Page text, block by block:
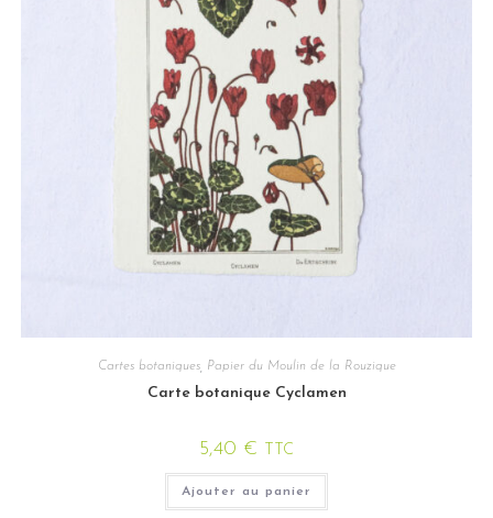
Cartes botaniques, Papier du Moulin de la Rouzique
Carte botanique Cyclamen
5,40 € TTC
Ajouter au panier